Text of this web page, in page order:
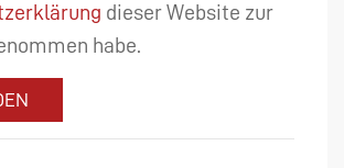
dieser Website zur
habe.